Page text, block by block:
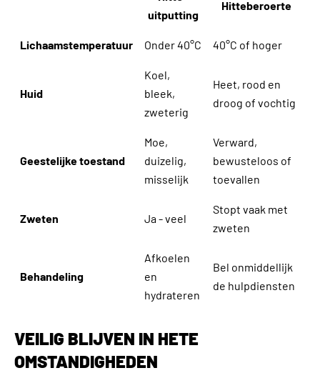
uitputting
Hitteberoerte
Lichaamstemperatuur Onder 40°C 40°C of hoger
Huid
Koel,
bleek,
zweterig
Heet, rood en
droog of vochtig
Geestelijke toestand
Moe,
duizelig,
misselijk
Verward,
bewusteloos of
toevallen
Zweten Ja - veel
Stopt vaak met
zweten
Behandeling
Afkoelen
en
hydrateren
Bel onmiddellijk
de hulpdiensten
VEILIG BLIJVEN IN HETE
OMSTANDIGHEDEN